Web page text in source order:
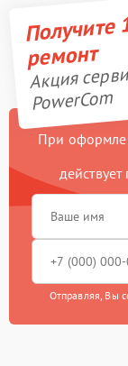
ремонт
Акция
PowerCom
При
Отправляя, Вы